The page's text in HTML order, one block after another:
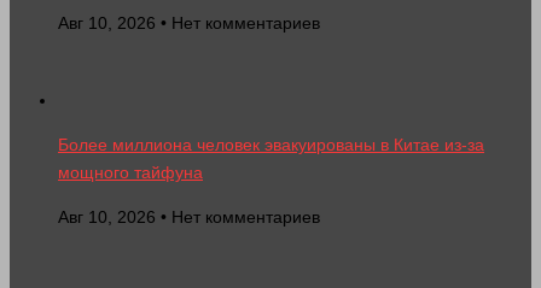
Авг 10, 2026 • Нет комментариев
Более миллиона человек эвакуированы в Китае из-за
мощного тайфуна
Авг 10, 2026 • Нет комментариев